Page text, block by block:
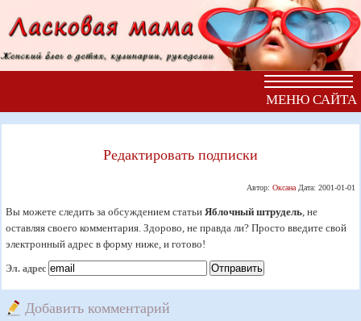
МЕНЮ САЙТА
Редактировать подписки
Автор: ОксанаДата: 2001-01-01
Вы можете следить за обсуждением статьи Яблочный штрудель , не
оставляя своего комментария. Здорово, не правда ли? Просто введите свой
электронный адрес в форму ниже, и готово!
Эл. адрес
Добавить комментарий